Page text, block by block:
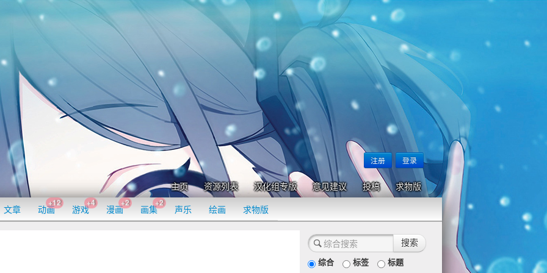
注册 登录
主页 资源列表 汉化组专版 意见建议 投稿 求物版
文章 动画
+12
游戏
+4
漫画
+2
画集
+2
声乐 绘画 求物版
综合 标签 标题